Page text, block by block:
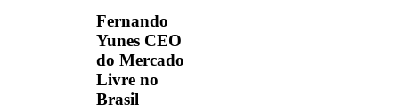
Fernando
Yunes CEO
do Mercado
Livre no
Brasil